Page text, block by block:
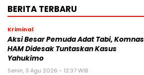
BERITA TERBARU
Kriminal
Aksi Besar Pemuda Adat Tabi, Komnas
HAM Didesak Tuntaskan Kasus
Yahukimo
Senin, 3 Agu 2026 - 12:37 WIB